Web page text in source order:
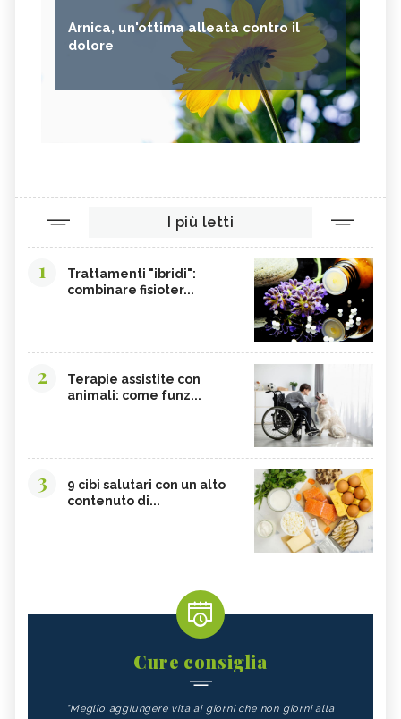
Arnica, un'ottima alleata contro il
dolore
I più letti
1
Trattamenti "ibridi":
combinare fisioter...
2
Terapie assistite con
animali: come funz...
3
9 cibi salutari con un alto
contenuto di...
Cure consiglia
"Meglio aggiungere vita ai giorni che non giorni alla